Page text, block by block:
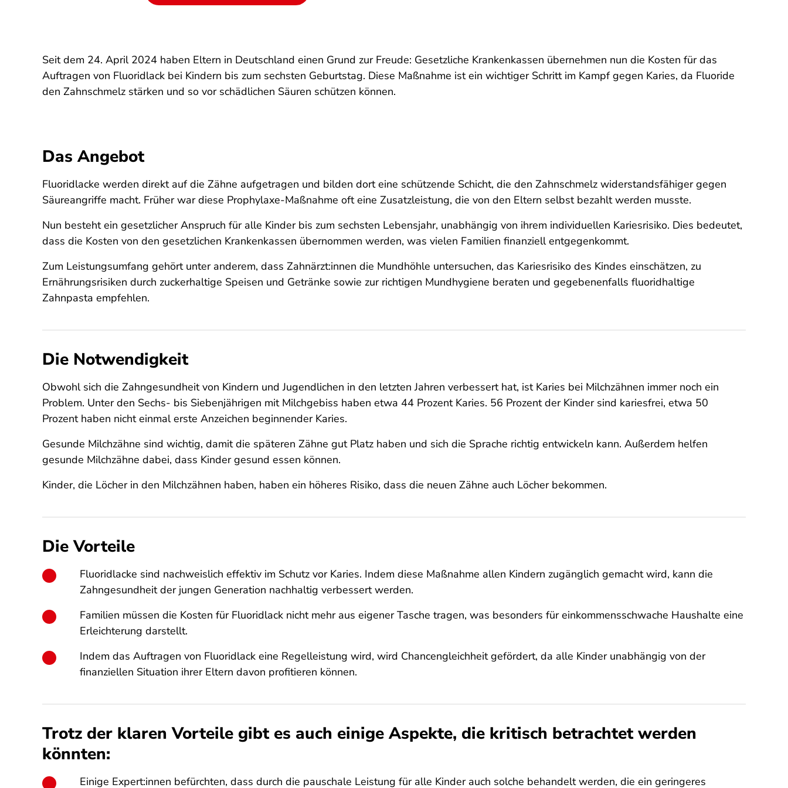
Seit dem 24. April 2024 haben Eltern in Deutschland einen Grund zur Freude: Gesetzliche Krankenkassen übernehmen nun die Kosten für das
Auftragen von Fluoridlack bei Kindern bis zum sechsten Geburtstag. Diese Maßnahme ist ein wichtiger Schritt im Kampf gegen Karies, da Fluoride
den Zahnschmelz stärken und so vor schädlichen Säuren schützen können.
Das Angebot
Fluoridlacke werden direkt auf die Zähne aufgetragen und bilden dort eine schützende Schicht, die den Zahnschmelz widerstandsfähiger gegen
Säureangriffe macht. Früher war diese Prophylaxe-Maßnahme oft eine Zusatzleistung, die von den Eltern selbst bezahlt werden musste.
Nun besteht ein gesetzlicher Anspruch für alle Kinder bis zum sechsten Lebensjahr, unabhängig von ihrem individuellen Kariesrisiko. Dies bedeutet,
dass die Kosten von den gesetzlichen Krankenkassen übernommen werden, was vielen Familien finanziell entgegenkommt.
Zum Leistungsumfang gehört unter anderem, dass Zahnärzt:innen die Mundhöhle untersuchen, das Kariesrisiko des Kindes einschätzen, zu
Ernährungsrisiken durch zuckerhaltige Speisen und Getränke sowie zur richtigen Mundhy­giene beraten und gegebenenfalls fluoridhaltige
Zahnpasta empfehlen.
Die Notwendigkeit
Obwohl sich die Zahngesundheit von Kindern und Jugendlichen in den letzten Jahren verbessert hat, ist Karies bei Milchzähnen immer noch ein
Problem. Unter den Sechs- bis Siebenjährigen mit Milchgebiss haben etwa 44 Prozent Karies. 56 Prozent der Kinder sind kariesfrei, etwa 50
Prozent haben nicht einmal erste Anzeichen beginnender Karies.
Gesunde Milchzähne sind wichtig, damit die späteren Zähne gut Platz haben und sich die Sprache richtig entwickeln kann. Außerdem helfen
gesunde Milchzähne dabei, dass Kinder gesund essen können.
Kinder, die Löcher in den Milchzähnen haben, haben ein höheres Risiko, dass die neuen Zähne auch Löcher bekommen.
Die Vorteile
Fluoridlacke sind nachweislich effektiv im Schutz vor Karies. Indem diese Maßnahme allen Kindern zugänglich gemacht wird, kann die
Zahngesundheit der jungen Generation nachhaltig verbessert werden.
Familien müssen die Kosten für Fluoridlack nicht mehr aus eigener Tasche tragen, was besonders für einkommensschwache Haushalte eine
Erleichterung darstellt.
Indem das Auftragen von Fluoridlack eine Regelleistung wird, wird Chancengleichheit gefördert, da alle Kinder unabhängig von der
finanziellen Situation ihrer Eltern davon profitieren können.
Trotz der klaren Vorteile gibt es auch einige Aspekte, die kritisch betrachtet werden
könnten:
Einige Expert:innen befürchten, dass durch die pauschale Leistung für alle Kinder auch solche behandelt werden, die ein geringeres